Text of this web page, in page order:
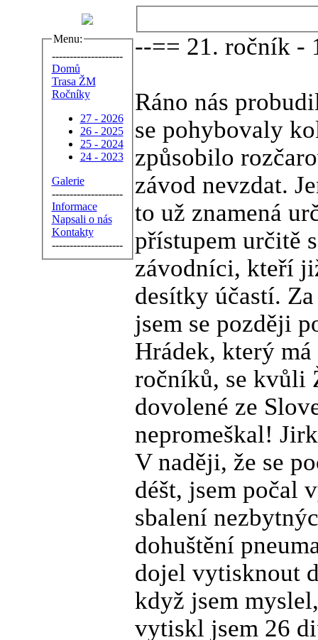
Menu:
--------------------
Domů
Trasa ŽM
Ročníky
27 - 2026
26 - 2025
25 - 2024
24 - 2023
Galerie
--------------------
Informace
Napsali o nás
Kontakty
--------------------
--== 21. ročník -
Ráno nás
se pohybovaly
způsobilo
závod nevzdat.
to už znamená
přístupem určitě
závodníci, kteří
desítky účastí.
jsem se později
Hrádek, který
ročníků, se kvůli
dovolené ze
nepromeškal!
V naději, že se
déšt, jsem počal
sbalení
dohuštění
dojel vytisknout
když jsem
vytiskl jsem 26